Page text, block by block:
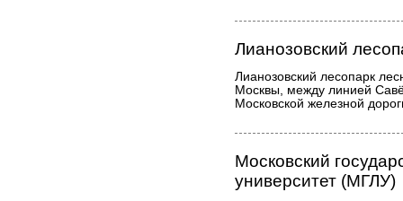
Лианозовский
Лианозовский лесопарк
Москвы, между линией
Московской железной
Московский
университет (МГЛУ)